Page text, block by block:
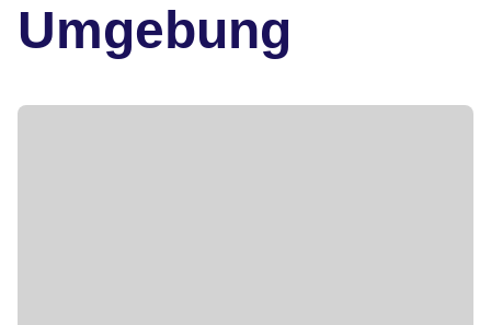
Umgebung